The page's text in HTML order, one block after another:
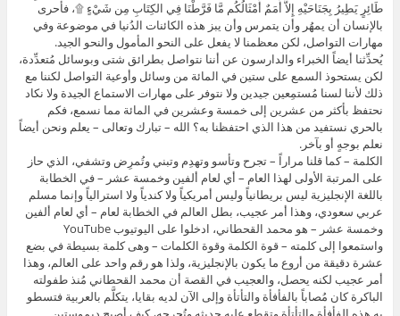
طَائِرٍ يَطِيرُ بِجَنَاحَيْهِ إِلاَّ أُمَمٌ أَمْثَالُكُم مَّا فَرَّطْنَا فِي الكِتَابِ مِن شَيْءٍ ۩، فأحرى
بالإنسان أن يمهُر وأن يتمرس وأن يبز هذه الكائنات الدُنيا في موضوعة وفي
مهارات التواصل، لكن معظمنا لا يفعل على النحو المأمول والنحو الجيد.
يُحدِّثنا أيضاً الخبراء والدارسون عن أننا نتواصل بطرائق شتى وبوسائل مُتعدِّدة،
لكن يستحوذ السمع على ستين في المائة من وسائل وأوعية التواصل لكننا مع
ذلك لأننا لسنا مُستمِعين جيدين ولا نتوفر على مهارات الاستماع الجيدة ولا نكاد
نحتفظ بأكثر من عشرين إلى خمسة وعشرين في المائة مما نسمع، فكم
بالحري نستفيد من هذا الذي احتفظنا به؟ الله – تبارك وتعالى – يعلم ونحن أيضاً
نعلم بوجهٍ أو بآخر.
الكلمة – كما قلنا مراراً – تجرح وتأسو وتهدِم وتبني وتُمرِض وتشفي، الذي حاز
على المرتبة الأولى لهذا العام – أي لعام ألفين وخمسة عشر – في الخطابة
باللغة الإنجليزية ليس بريطانياً وليس أمريكياً ولا كندياً ولا استرالياً وإنما مسلم
عربي سعودي، وهذا أمر عجيب، بطل العالم في الخطابة لعام – أي لعام ألفين
وخمسة عشر – هو محمد القحطاني، ادخلوا على اليوتيوب YouTube
واستمعوا إلى كلمته – قوة الكلمة وقوة الكلمات – وهى كلمة بسيطة في بضع
عشرة دقيقة من أروع ما يكون بالإنجليزية، ولذا هو رقم واحد على العالم، وهذا
أمر عجيب لكنه يحصل، والعجيب في القصة أن محمد القحطاني مُنذ طفولته
الباكرة كان مُصاباً بالفأفأة والتأتأة وإلى الآن لديه بقايا، يتكلَّم بالعربية فتسطو